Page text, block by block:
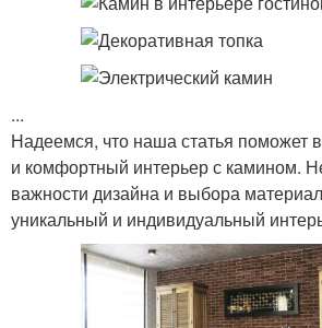
...
Надеемся, что наша статья поможет
и комфортный интерьер с камином.
важности дизайна и выбора
уникальный и индивидуальный